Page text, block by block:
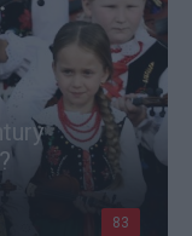
83